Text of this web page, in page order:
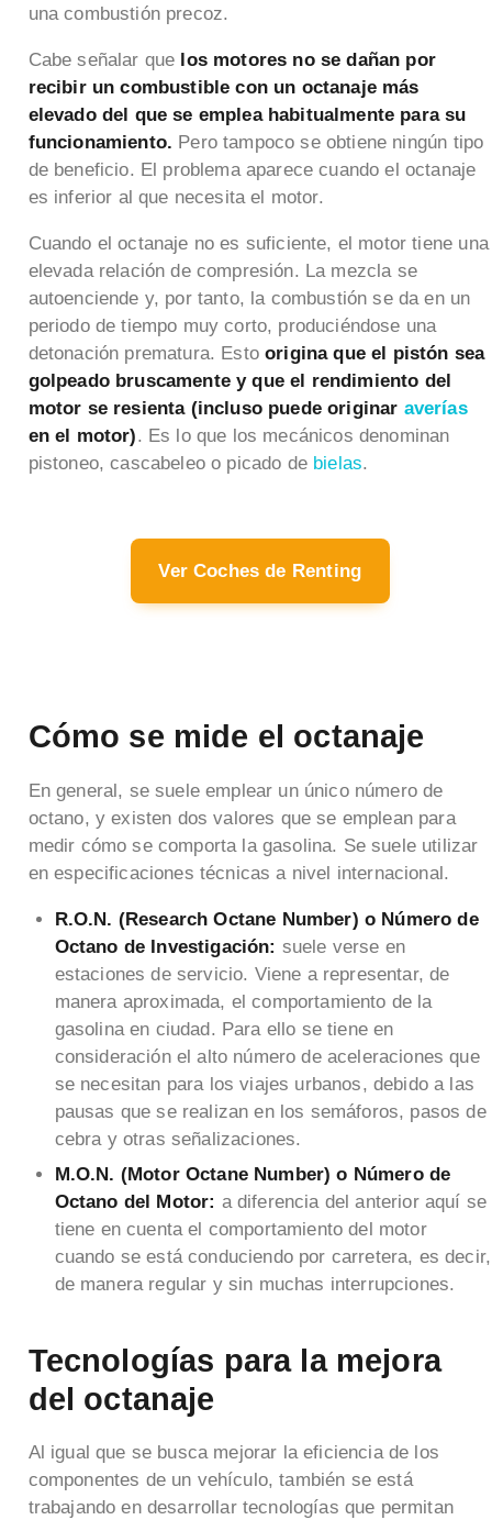
una combustión precoz.
Cabe señalar que los motores no se dañan por
recibir un combustible con un octanaje más
elevado del que se emplea habitualmente para su
funcionamiento. Pero tampoco se obtiene ningún tipo
de beneficio. El problema aparece cuando el octanaje
es inferior al que necesita el motor.
Cuando el octanaje no es suficiente, el motor tiene una
elevada relación de compresión. La mezcla se
autoenciende y, por tanto, la combustión se da en un
periodo de tiempo muy corto, produciéndose una
detonación prematura. Estoorigina que el pistón sea
golpeado bruscamente y que el rendimiento del
motor se resienta (incluso puede originar averías
en el motor). Es lo que los mecánicos denominan
pistoneo, cascabeleo o picado de bielas.
Ver Coches de Renting
Cómo se mide el octanaje
En general, se suele emplear un único número de
octano, y existen dos valores que se emplean para
medir cómo se comporta la gasolina. Se suele utilizar
en especificaciones técnicas a nivel internacional.
R.O.N. (Research Octane Number) o Número de
Octano de Investigación: suele verse en
estaciones de servicio. Viene a representar, de
manera aproximada, el comportamiento de la
gasolina en ciudad. Para ello se tiene en
consideración el alto número de aceleraciones que
se necesitan para los viajes urbanos, debido a las
pausas que se realizan en los semáforos, pasos de
cebra y otras señalizaciones.
M.O.N. (Motor Octane Number) o Número de
Octano del Motor: a diferencia del anterior aquí se
tiene en cuenta el comportamiento del motor
cuando se está conduciendo por carretera, es decir,
de manera regular y sin muchas interrupciones.
Tecnologías para la mejora
del octanaje
Al igual que se busca mejorar la eficiencia de los
componentes de un vehículo, también se está
trabajando en desarrollar tecnologías que permitan